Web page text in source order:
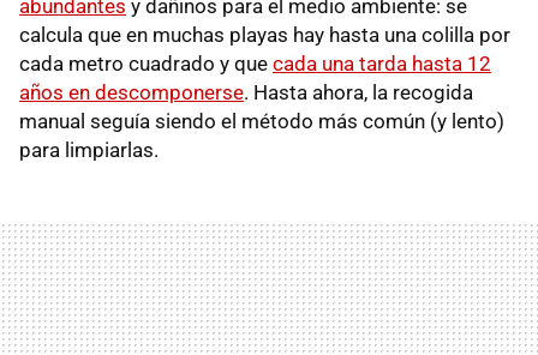
abundantes y dañinos para el medio ambiente: se
calcula que en muchas playas hay hasta una colilla por
cada metro cuadrado y que cada una tarda hasta 12
años en descomponerse. Hasta ahora, la recogida
manual seguía siendo el método más común (y lento)
para limpiarlas.